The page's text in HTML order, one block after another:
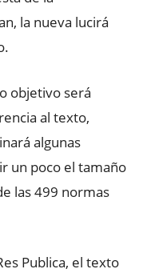
la nueva lucirá
objetivo será
al texto,
algunas
un poco el tamaño
las 499 normas
Publica, el texto